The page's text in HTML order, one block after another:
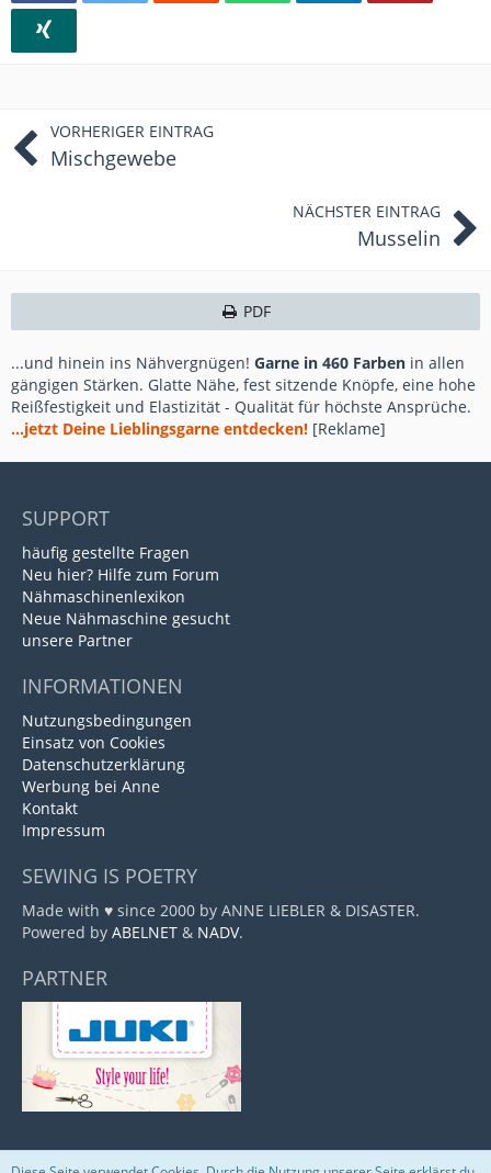
VORHERIGER EINTRAG
Mischgewebe
NÄCHSTER EINTRAG
Musselin
PDF
...und hinein ins Nähvergnügen! Garne in 460 Farben in allen
gängigen Stärken. Glatte Nähe, fest sitzende Knöpfe, eine hohe
Reißfestigkeit und Elastizität - Qualität für höchste Ansprüche.
...jetzt Deine Lieblingsgarne entdecken! [Reklame]
SUPPORT
häufig gestellte Fragen
Neu hier? Hilfe zum Forum
Nähmaschinenlexikon
Neue Nähmaschine gesucht
unsere Partner
INFORMATIONEN
Nutzungsbedingungen
Einsatz von Cookies
Datenschutzerklärung
Werbung bei Anne
Kontakt
Impressum
SEWING IS POETRY
Made with ♥ since 2000 by ANNE LIEBLER & DISASTER.
Powered by ABELNET & NADV.
PARTNER